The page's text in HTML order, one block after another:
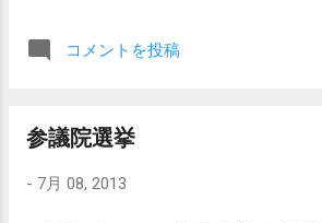
どう処理されるんだろうか？ アメリカ
に民間保険なんで、その部分は問題無
ウヤムヤな感じでニュースソースから
が受給されるけど、公務員の場合、「
コメントを投稿
参議院選挙
- 7月 08, 2013